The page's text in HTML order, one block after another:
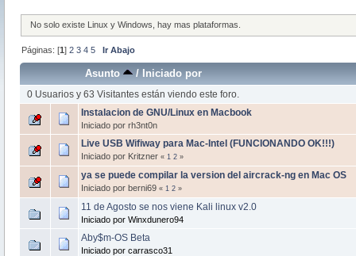
No solo existe Linux y Windows, hay mas plataformas.
Páginas: [1]2 3 4 5 Ir Abajo
Asunto / Iniciado por
0 Usuarios y 63 Visitantes están viendo este foro.
Instalacion de GNU/Linux en Macbook
Iniciado por rh3nt0n
Live USB Wifiway para Mac-Intel (FUNCIONANDO OK!!!)
Iniciado por Kritzner « 1 2»
ya se puede compilar la version del aircrack-ng en Mac OS
Iniciado por berni69 « 1 2»
11 de Agosto se nos viene Kali linux v2.0
Iniciado por Winxdunero94
Aby$m-OS Beta
Iniciado por carrasco31